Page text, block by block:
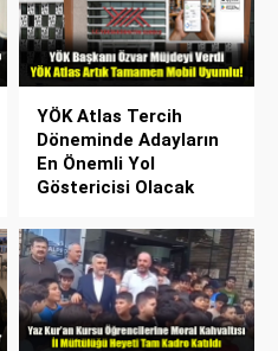
YÖK Atlas Tercih
Döneminde Adayların
En Önemli Yol
Göstericisi Olacak